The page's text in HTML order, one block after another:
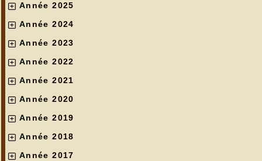
Année 2025
Année 2024
Année 2023
Année 2022
Année 2021
Année 2020
Année 2019
Année 2018
Année 2017